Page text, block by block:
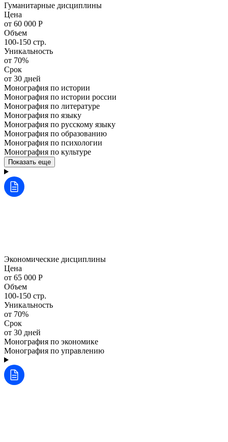
Гуманитарные дисциплины
Цена
от 60 000 Р
Объем
100-150 стр.
Уникальность
от 70%
Срок
от 30 дней
Монография по истории
Монография по истории россии
Монография по литературе
Монография по языку
Монография по русскому языку
Монография по образованию
Монография по психологии
Монография по культуре
Показать еще
Экономические дисциплины
Цена
от 65 000 Р
Объем
100-150 стр.
Уникальность
от 70%
Срок
от 30 дней
Монография по экономике
Монография по управлению